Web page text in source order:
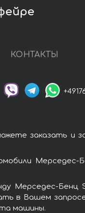
КОНТАКТЫ
заказать и
Мерседес-
Мерседес-Бенц
в Вашем
машины.